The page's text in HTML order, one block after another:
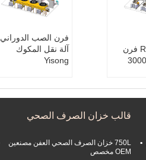
فرن الصب الدوراني
آلة نقل المكوك
Yisong
Rotomolding فرن
قالب خزان الصرف الصحي
750L خزان الصرف الصحي العفن مصنعين
OEM مخصص